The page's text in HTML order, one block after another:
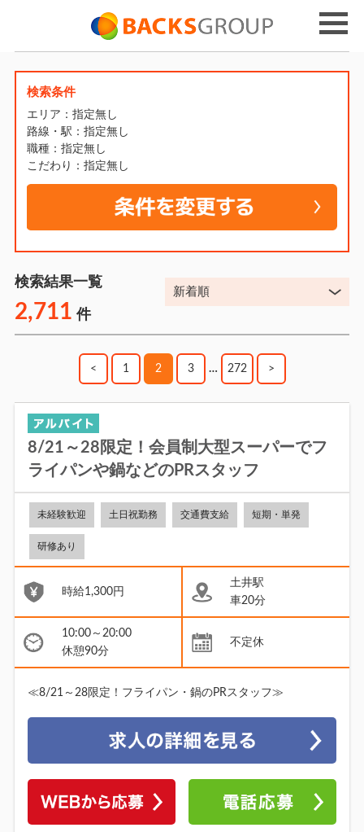
検索条件
エリア：指定無し
路線・駅：指定無し
職種：指定無し
こだわり：指定無し
検索結果一覧
2,711 件
< 1 2 3 … 272 >
8/21～28限定！会員制大型スーパーでフ
ライパンや鍋などのPRスタッフ
未経験歓迎 土日祝勤務 交通費支給 短期・単発
研修あり
時給1,300円
土井駅
車20分
10:00～20:00
休憩90分
不定休
≪8/21～28限定！フライパン・鍋のPRスタッフ≫